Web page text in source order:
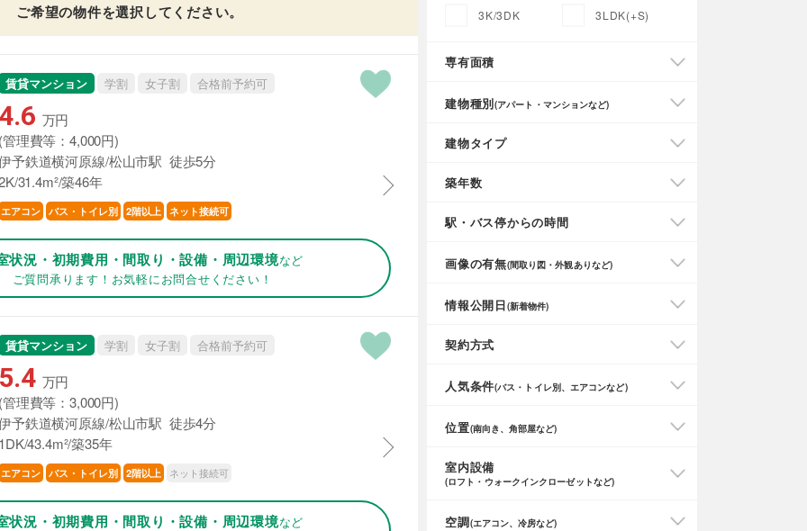
ご希望の物件を選択してください。
賃貸マンション 学割 女子割 合格前予約可
万円
理費等：4,000円)
予鉄道横河原線/松山市駅 徒歩5分
31.4m²/築46年
エアコン バス・トイレ別 2階以上 ネット接続可
状況・初期費用・間取り・設備・周辺環境など
ご質問承ります！お気軽にお問合せください！
賃貸マンション 学割 女子割 合格前予約可
万円
理費等：3,000円)
予鉄道横河原線/松山市駅 徒歩4分
43.4m²/築35年
エアコン バス・トイレ別 2階以上 ネット接続可
状況・初期費用・間取り・設備・周辺環境など
3K/3DK
3LDK(+S)
専有面積
建物種別(アパート・マンションなど)
建物タイプ
築年数
駅・バス停からの時間
画像の有無(間取り図・外観ありなど)
情報公開日(新着物件)
契約方式
人気条件(バス・トイレ別、エアコンなど)
位置(南向き、角部屋など)
室内設備
(ロフト・ウォークインクローゼットなど)
空調(エアコン、冷房など)